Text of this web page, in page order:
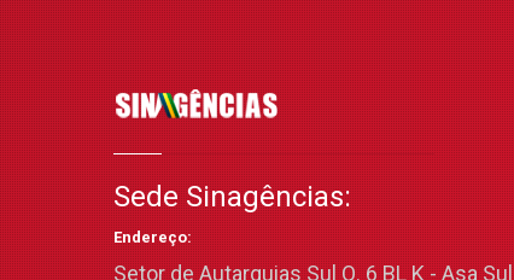
Sede Sinagências:
Endereço:
Setor de Autarquias Sul Q. 6 BL K - Asa Sul